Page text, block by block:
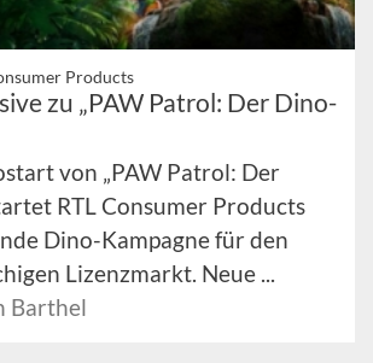
Products
zu „PAW Patrol: Der Dino-
von „PAW Patrol: Der
RTL Consumer Products
Dino-Kampagne für den
Lizenzmarkt. Neue ...
Barthel